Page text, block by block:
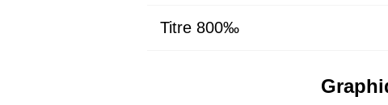
Titre 800‰